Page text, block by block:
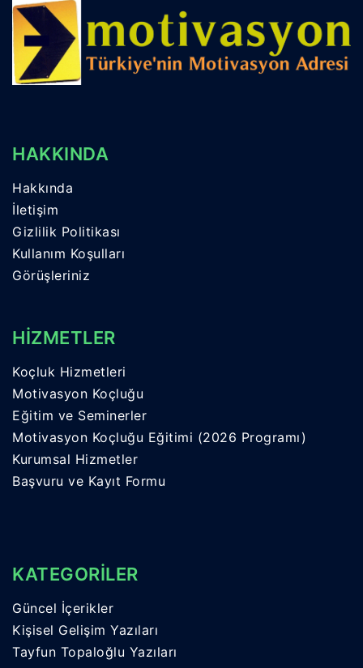
HAKKINDA
Hakkında
İletişim
Gizlilik Politikası
Kullanım Koşulları
Görüşleriniz
HİZMETLER
Koçluk Hizmetleri
Motivasyon Koçluğu
Eğitim ve Seminerler
Motivasyon Koçluğu Eğitimi (2026 Programı)
Kurumsal Hizmetler
Başvuru ve Kayıt Formu
KATEGORİLER
Güncel İçerikler
Kişisel Gelişim Yazıları
Tayfun Topaloğlu Yazıları